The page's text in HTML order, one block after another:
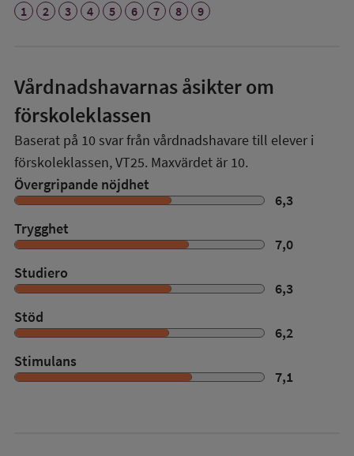
1
2 3 4 5 6 7 8 9
Vårdnadshavarnas åsikter om
förskoleklassen
Baserat på 10 svar från vårdnadshavare till elever i
förskoleklassen,VT25. Maxvärdet är 10.
Övergripande nöjdhet
6,3
Trygghet
7,0
Studiero
6,3
Stöd
6,2
Stimulans
7,1